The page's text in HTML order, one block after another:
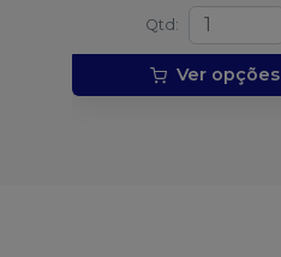
Qtd :
Ver opções